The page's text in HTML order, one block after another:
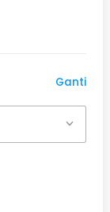
Ganti